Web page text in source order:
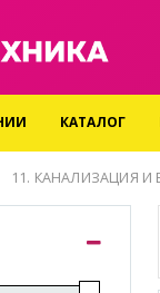
КАТАЛОГ
11. КАНАЛИЗАЦИЯ И